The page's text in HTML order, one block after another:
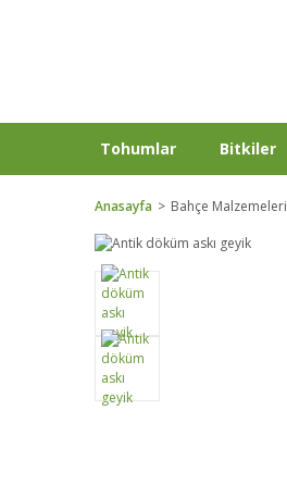
Tohumlar Bitkiler
Anasayfa Bahçe Malzemeleri